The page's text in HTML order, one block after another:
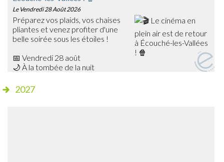
Le Vendredi 28 Août 2026
Préparez vos plaids, vos chaises
pliantes et venez profiter d'une
belle soirée sous les étoiles !
📅 Vendredi 28 août
🌙 À la tombée de la nuit
🎥 Cette année, découvrez Les Bad Guys, un film
2027